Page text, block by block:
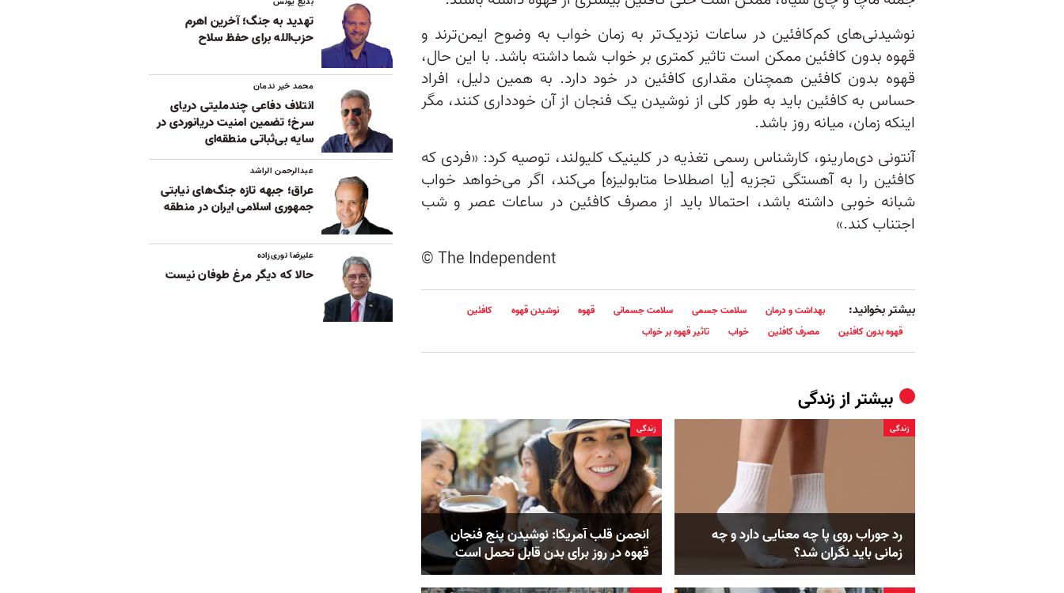
نوشیدنی‌های کم‌کافئین در ساعات نزدیک‌تر به زمان خواب به وضوح ایمن‌ترند و
قهوه بدون کافئین ممکن است تاثیر کمتری بر خواب شما داشته باشد. با این حال،
قهوه بدون کافئین همچنان مقداری کافئین در خود دارد. به همین دلیل، افراد
حساس به کافئین باید به طور کلی از نوشیدن یک فنجان از آن خودداری کنند، مگر
اینکه زمان، میانه روز باشد.
آنتونی دی‌مارینو، کارشناس رسمی تغذیه در کلینیک کلیولند، توصیه کرد: «فردی که
کافئین را به آهستگی تجزیه [یا اصطلاحا متابولیزه] می‌کند، اگر می‌خواهد خواب
شبانه خوبی داشته باشد، احتمالا باید از مصرف کافئین در ساعات عصر و شب
اجتناب کند.»
© The Independent
بیشتر بخوانید: بهداشت و درمان سلامت جسمی سلامت جسمانی قهوه نوشیدن قهوه
کافئین
قهوه بدون کافئین
مصرف کافئین خواب تاثیر قهوه بر خواب
بیشتر اززندگی
زندگی
رد جوراب روی پا چه معنایی دارد و چه
زمانی باید نگران شد؟
زندگی
انجمن قلب آمریکا: نوشیدن پنج فنجان
قهوه در روز برای بدن قابل ‌تحمل است
تهدید به جنگ؛ آخرین اهرم
حزب‌الله برای حفظ سلاح
محمد خیر ندمان
ائتلاف دفاعی چندملیتی دریای
سرخ؛ تضمین امنیت دریانوردی در
سایه بی‌ثباتی‌ منطقه‌ای
عبدالرحمن الراشد
عراق؛ جبهه تازه جنگ‌های نیابتی
جمهوری اسلامی ایران در منطقه
علیرضا نوری‌زاده
حالا که دیگر مرغ طوفان نیست